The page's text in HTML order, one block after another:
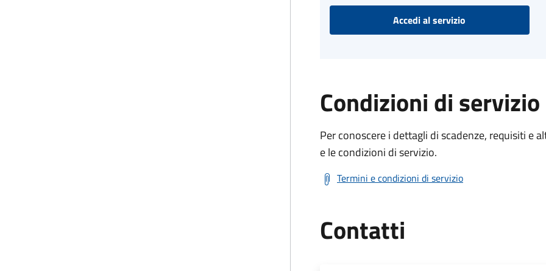
Accedi al servizio
Condizioni di servizio
Per conoscere i dettagli di scadenze, requisiti e
e le condizioni di servizio.
Termini e condizioni di servizio
Contatti